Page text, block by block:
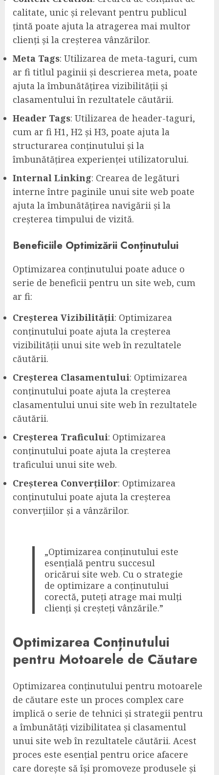
calitate, unic și relevant pentru publicul
țintă poate ajuta la atragerea mai multor
clienți și la creșterea vânzărilor.
Meta Tags: Utilizarea de meta-taguri, cum
ar fi titlul paginii și descrierea meta, poate
ajuta la îmbunătățirea vizibilității și
clasamentului în rezultatele căutării.
Header Tags: Utilizarea de header-taguri,
cum ar fi H1, H2 și H3, poate ajuta la
structurarea conținutului și la
îmbunătățirea experienței utilizatorului.
Internal Linking: Crearea de legături
interne între paginile unui site web poate
ajuta la îmbunătățirea navigării și la
creșterea timpului de vizită.
Beneficiile Optimizării Conținutului
Optimizarea conținutului poate aduce o
serie de beneficii pentru un site web, cum
ar fi:
Creșterea Vizibilității: Optimizarea
conținutului poate ajuta la creșterea
vizibilității unui site web în rezultatele
căutării.
Creșterea Clasamentului: Optimizarea
conținutului poate ajuta la creșterea
clasamentului unui site web în rezultatele
căutării.
Creșterea Traficului: Optimizarea
conținutului poate ajuta la creșterea
traficului unui site web.
Creșterea Converțiilor: Optimizarea
conținutului poate ajuta la creșterea
converțiilor și a vânzărilor.
„Optimizarea conținutului este
esențială pentru succesul
oricărui site web. Cu o strategie
de optimizare a conținutului
corectă, puteți atrage mai mulți
clienți și creșteți vânzările.”
Optimizarea Conținutului
pentru Motoarele de Căutare
Optimizarea conținutului pentru motoarele
de căutare este un proces complex care
implică o serie de tehnici și strategii pentru
a îmbunătăți vizibilitatea și clasamentul
unui site web în rezultatele căutării. Acest
proces este esențial pentru orice afacere
care dorește să își promoveze produsele și